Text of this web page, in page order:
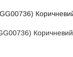
Коричневий